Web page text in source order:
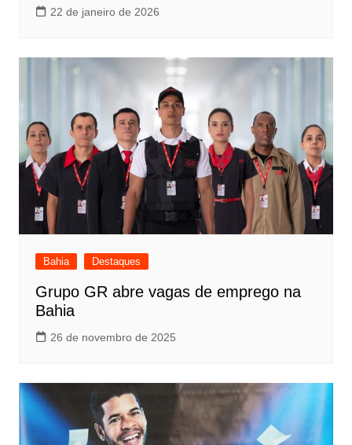
22 de janeiro de 2026
Bahia Destaques
Grupo GR abre vagas de emprego na
Bahia
26 de novembro de 2025